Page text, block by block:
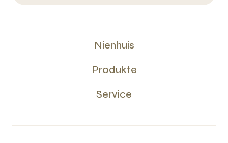
Nienhuis
Produkte
Service